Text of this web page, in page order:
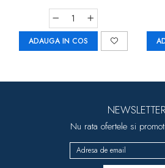
ADAUGA IN COS
NEWSLETTER
Nu rata ofertele si